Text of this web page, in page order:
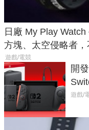
日廠 My Play
方塊、太空侵略者
遊戲/電競
開
戲卡
遊戲/